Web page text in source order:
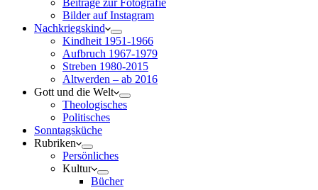
Beiträge zur Fotografie
Bilder auf Instagram
Nachkriegskind
Kindheit 1951-1966
Aufbruch 1967-1979
Streben 1980-2015
Altwerden – ab 2016
Gott und die Welt
Theologisches
Politisches
Sonntagsküche
Rubriken
Persönliches
Kultur
Bücher